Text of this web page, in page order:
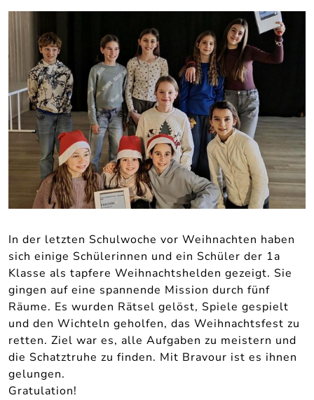
In der letzten Schulwoche vor Weihnachten haben
sich einige Schülerinnen und ein Schüler der 1a
Klasse als tapfere Weihnachtshelden gezeigt. Sie
gingen auf eine spannende Mission durch fünf
Räume. Es wurden Rätsel gelöst, Spiele gespielt
und den Wichteln geholfen, das Weihnachtsfest zu
retten. Ziel war es, alle Aufgaben zu meistern und
die Schatztruhe zu finden. Mit Bravour ist es ihnen
gelungen.
Gratulation!